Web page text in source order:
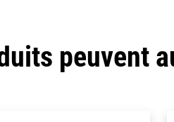
peuvent